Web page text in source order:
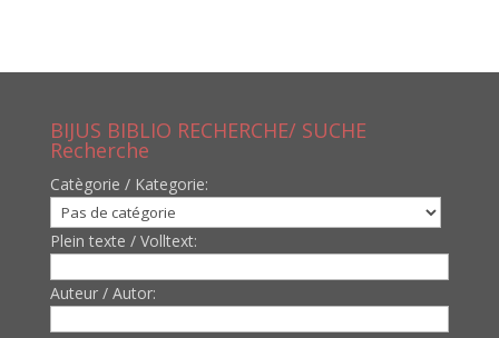
BIJUS BIBLIO RECHERCHE/ SUCHE
Recherche
Catègorie / Kategorie:
Plein texte / Volltext:
Auteur / Autor: